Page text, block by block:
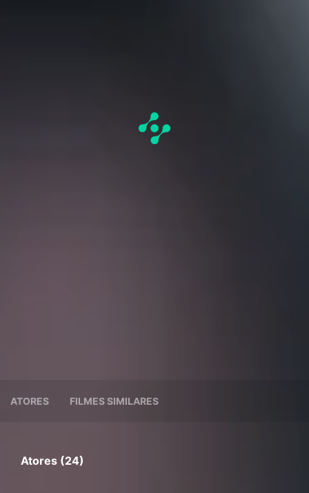
ATORES FILMES SIMILARES
Atores (24)